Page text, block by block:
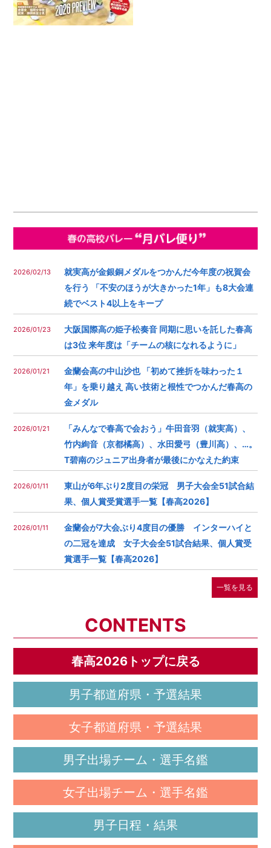
2026/02/13
就実高が金銀銅メダルをつかんだ今年度の祝賀会
を行う 「不安のほうが大きかった1年」も8大会連
続でベスト4以上をキープ
2026/01/23
大阪国際高の姫子松奏音 同期に思いを託した春高
は3位 来年度は「チームの核になれるように」
2026/01/21
金蘭会高の中山沙也 「初めて挫折を味わった１
年」を乗り越え 高い技術と根性でつかんだ春高の
金メダル
2026/01/21
「みんなで春高で会おう」牛田音羽（就実高）、
竹内絢音（京都橘高）、水田愛弓（豊川高）、…。
T碧南のジュニア出身者が最後にかなえた約束
2026/01/11
東山が6年ぶり2度目の栄冠 男子大会全51試合結
果、個人賞受賞選手一覧【春高2026】
2026/01/11
金蘭会が7大会ぶり4度目の優勝 インターハイと
の二冠を達成 女子大会全51試合結果、個人賞受
賞選手一覧【春高2026】
一覧を見る
CONTENTS
春高2026トップに戻る
男子都道府県・予選結果
女子都道府県・予選結果
男子出場チーム・選手名鑑
女子出場チーム・選手名鑑
男子日程・結果